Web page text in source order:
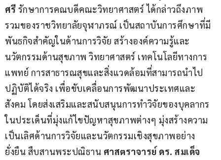
ศรี รักษาการคณบดีคณะวิทยาศาสตร์ ได้กล่าวถึงภาพ
รวมของราชวิทยาลัยจุฬาภรณ์ เป็นสถาบันการศึกษาที่มี
พันธกิจสำคัญในด้านการวิจัย สร้างองค์ความรู้และ
นวัตกรรมด้านสุขภาพ วิทยาศาสตร์ เทคโนโลยีทางการ
แพทย์ การสาธารณสุขและสิ่งแวดล้อมที่สามารถนำไป
ปฏิบัติได้จริง เพื่อขับเคลื่อนการพัฒนาประเทศและ
สังคม โดยส่งเสริมและสนับสนุนการทำวิจัยของบุคลากร
ในประเด็นที่มุ่งแก้ไขปัญหาสุขภาพต่างๆ มุ่งสร้างความ
เป็นเลิศด้านการวิจัยและนวัตกรรมเชิงสุขภาพอย่าง
ยั่งยืน สืบสานพระปณิธาน ศาสตราจารย์ ดร. สมเด็จ